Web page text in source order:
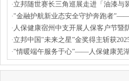
·立邦随世赛长三角巡展走进「油漆与
·"金融护航新业态安全守护奔跑者
· 人保健康宿州中支开展人保客户节暨
·立邦中国"未来之星”金奖得主斩获
·"情暖端午服务于心”——人保健康芜